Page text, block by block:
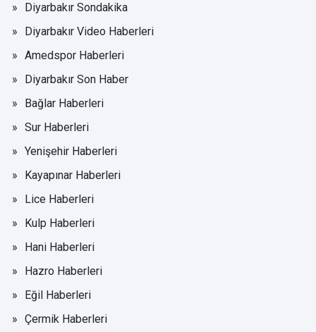
Diyarbakır Sondakika
Diyarbakır Video Haberleri
Amedspor Haberleri
Diyarbakır Son Haber
Bağlar Haberleri
Sur Haberleri
Yenişehir Haberleri
Kayapınar Haberleri
Lice Haberleri
Kulp Haberleri
Hani Haberleri
Hazro Haberleri
Eğil Haberleri
Çermik Haberleri